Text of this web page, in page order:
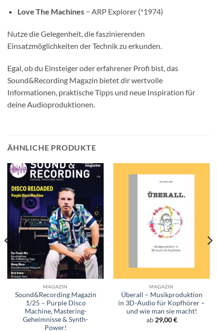
Love The Machines− ARP Explorer (*1974)
Nutze die Gelegenheit, die faszinierenden
Einsatzmöglichkeiten der Technik zu erkunden.
Egal, ob du Einsteiger oder erfahrener Profi bist, das
Sound&Recording Magazin bietet dir wertvolle
Informationen, praktische Tipps und neue Inspiration für
deine Audioproduktionen.
ÄHNLICHE PRODUKTE
MAGAZIN
Sound&Recording Magazin
1/25 – Purple Disco
Machine, Mastering-
Geheimnisse & Synth-
Power!
MAGAZIN
Überall – Musikproduktion
in 3D-Audio für Kopfhörer –
und wie man sie macht!
ab 29,00€